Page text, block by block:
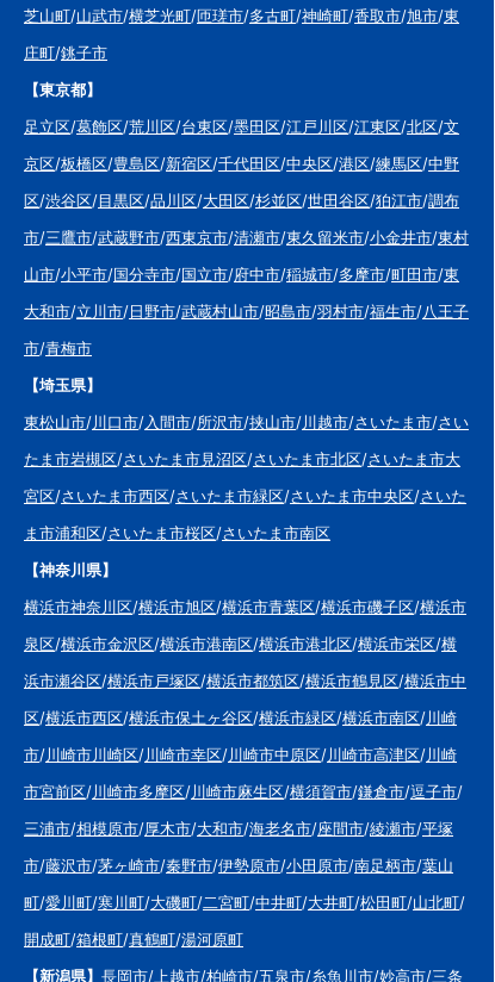
芝山町/山武市/横芝光町/匝瑳市/多古町/神崎町/香取市/旭市/東
庄町/銚子市
【東京都】
足立区/葛飾区/荒川区/台東区/墨田区/江戸川区/江東区/北区/文
京区/板橋区/豊島区/新宿区/千代田区/中央区/港区/練馬区/中野
区/渋谷区/目黒区/品川区/大田区/杉並区/世田谷区/狛江市/調布
市/三鷹市/武蔵野市/西東京市/清瀬市/東久留米市/小金井市/東村
山市/小平市/国分寺市/国立市/府中市/稲城市/多摩市/町田市/東
大和市/立川市/日野市/武蔵村山市/昭島市/羽村市/福生市/八王子
市/青梅市
【埼玉県】
東松山市/川口市/入間市/所沢市/挟山市/川越市/さいたま市/さい
たま市岩槻区/さいたま市見沼区/さいたま市北区/さいたま市大
宮区/さいたま市西区/さいたま市緑区/さいたま市中央区/さいた
ま市浦和区/さいたま市桜区/さいたま市南区
【神奈川県】
横浜市神奈川区/横浜市旭区/横浜市青葉区/横浜市磯子区/横浜市
泉区/横浜市金沢区/横浜市港南区/横浜市港北区/横浜市栄区/横
浜市瀬谷区/横浜市戸塚区/横浜市都筑区/横浜市鶴見区/横浜市中
区/横浜市西区/横浜市保土ヶ谷区/横浜市緑区/横浜市南区/川崎
市/川崎市川崎区/川崎市幸区/川崎市中原区/川崎市高津区/川崎
市宮前区/川崎市多摩区/川崎市麻生区/横須賀市/鎌倉市/逗子市/
三浦市/相模原市/厚木市/大和市/海老名市/座間市/綾瀬市/平塚
市/藤沢市/茅ヶ崎市/秦野市/伊勢原市/小田原市/南足柄市/葉山
町/愛川町/寒川町/大磯町/二宮町/中井町/大井町/松田町/山北町/
開成町/箱根町/真鶴町/湯河原町
【新潟県】 長岡市/ 上越市/柏崎市/五泉市/糸魚川市/妙高市/三条